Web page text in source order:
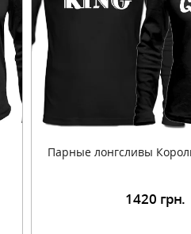
Парные лонгсливы
1420 грн.